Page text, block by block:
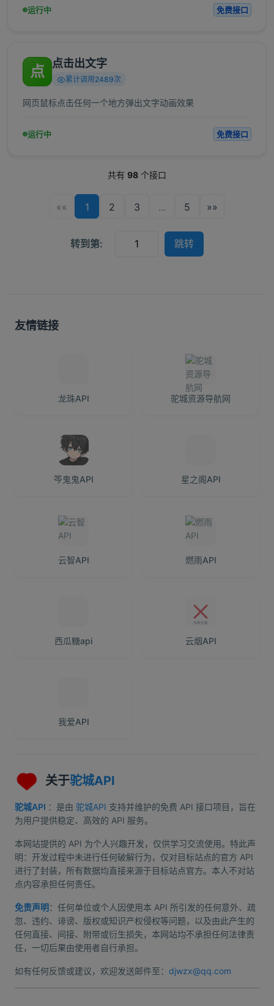
运行中 免费接口
点 点击出文字
累计调用2489次
网页鼠标点击任何一个地方弹出文字动画效果
运行中 免费接口
共有 98 个接口
«« 1 2 3 ... 5 »»
转到第: 跳转
友情链接
龙珠API 驼城资源导航网
笒鬼鬼API 星之阁API
云智API 燃雨API
西瓜糖api 云烟API
我爱API
关于驼城API
驼城API ：是由 驼城API 支持并维护的免费 API 接口项目，旨在
为用户提供稳定、高效的 API 服务。
本网站提供的 API 为个人兴趣开发，仅供学习交流使用。特此声
明：开发过程中未进行任何破解行为，仅对目标站点的官方 API
进行了封装，所有数据均直接来源于目标站点官方。本人不对站
点内容承担任何责任。
免责声明：任何单位或个人因使用本 API 所引发的任何意外、疏
忽、违约、诽谤、版权或知识产权侵权等问题，以及由此产生的
任何直接、间接、附带或衍生损失，本网站均不承担任何法律责
任，一切后果由使用者自行承担。
如有任何反馈或建议，欢迎发送邮件至： djwzx@qq.com